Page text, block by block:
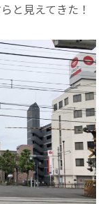
と見えてきた！